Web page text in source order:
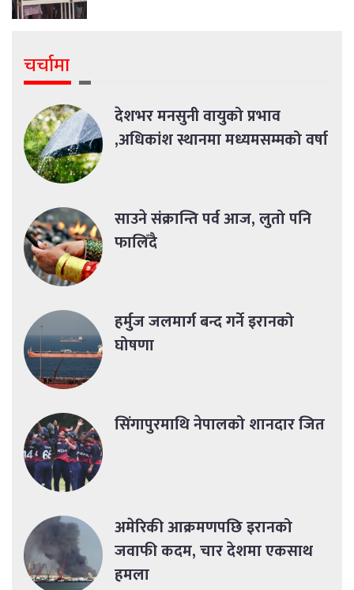
चर्चामा
देशभर मनसुनी वायुको प्रभाव
,अधिकांश स्थानमा मध्यमसम्मको वर्षा
साउने संक्रान्ति पर्व आज, लुतो पनि
फालिँदै
हर्मुज जलमार्ग बन्द गर्ने इरानको
घोषणा
सिंगापुरमाथि नेपालको शानदार जित
अमेरिकी आक्रमणपछि इरानको
जवाफी कदम, चार देशमा एकसाथ
हमला